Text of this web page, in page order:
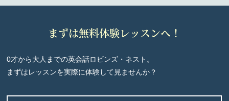
まずは無料体験レッスンへ！
0才から大人までの英会話ロビンズ・ネスト。
まずはレッスンを実際に体験して見ませんか？